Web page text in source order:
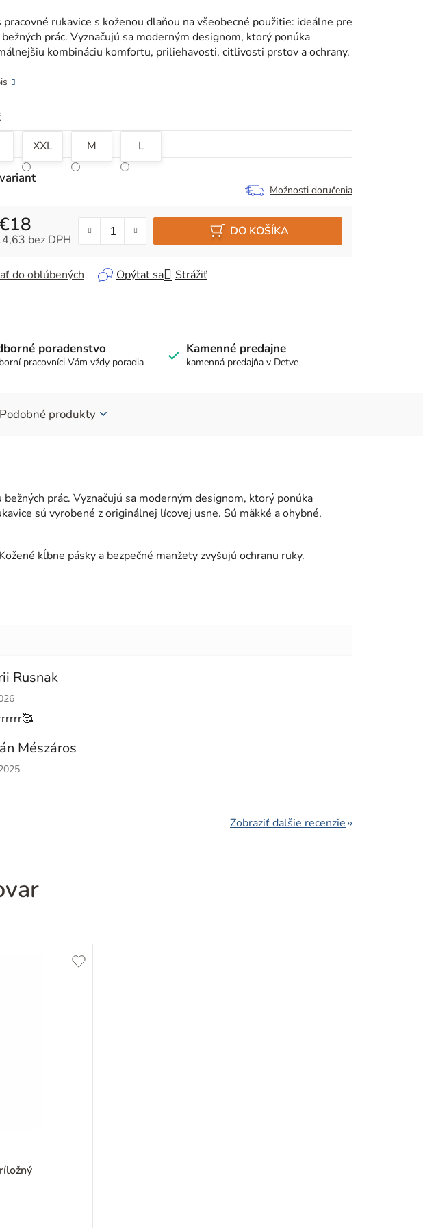
rukavice s koženou dlaňou na všeobecné použitie: ideálne pre
prác. Vyznačujú sa moderným designom, ktorý ponúka
kombináciu komfortu, priliehavosti, citlivosti prstov a ochrany.
XXL M L
Možnosti doručenia
bez DPH
DO KOŠÍKA
Opýtať sa Strážiť
do obľúbených
poradenstvo
pracovníci Vám vždy poradia
Kamenné predajne
kamenná predajňa v Detve
Podobné produkty
prác. Vyznačujú sa moderným designom, ktorý ponúka
sú vyrobené z originálnej lícovej usne. Sú mäkké a ohybné,
kĺbne pásky a bezpečné manžety zvyšujú ochranu ruky.
Rusnak
obchodu je 5 z 5 hviezdičiek.
Mészáros
obchodu je 5 z 5 hviezdičiek.
Zobraziť ďalšie recenzie